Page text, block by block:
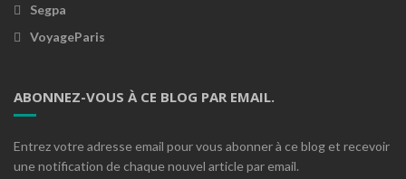
Segpa
VoyageParis
ABONNEZ-VOUS À CE BLOG PAR EMAIL.
Entrez votre adresse email pour vous abonner à ce blog et recevoir
une notification de chaque nouvel article par email.